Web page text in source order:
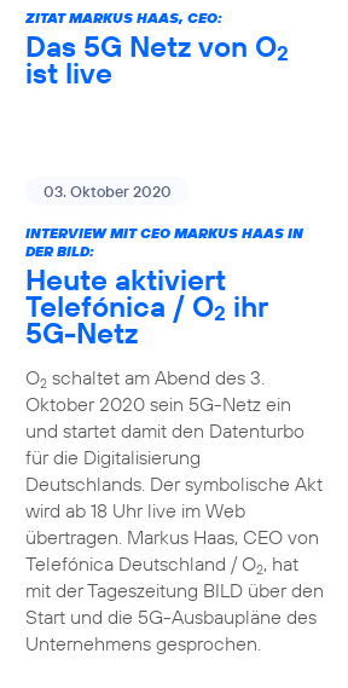
ZITAT MARKUS HAAS, CEO:
Das 5G Netz von O2
ist live
03. Oktober 2020
INTERVIEW MIT CEO MARKUS HAAS IN
DER BILD:
Heute aktiviert
Telefónica / O2 ihr
5G-Netz
O2schaltet am Abend des 3.
Oktober 2020 sein 5G-Netz ein
und startet damit den Datenturbo
für die Digitalisierung
Deutschlands. Der symbolische Akt
wird ab 18 Uhr live im Web
übertragen. Markus Haas, CEO von
Telefónica Deutschland / O2, hat
mit der Tageszeitung BILD über den
Start und die 5G-Ausbaupläne des
Unternehmens gesprochen.